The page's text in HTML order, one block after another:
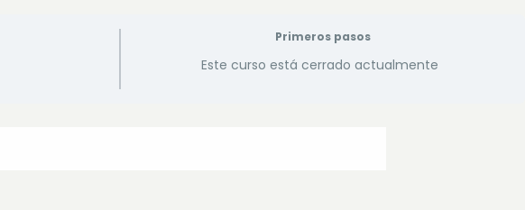
Primeros pasos
Este curso está cerrado actualmente